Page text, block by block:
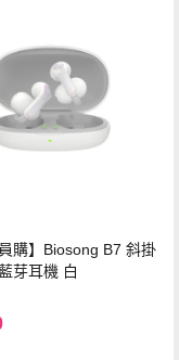
員購】Biosong B7 斜掛
芽耳機 白